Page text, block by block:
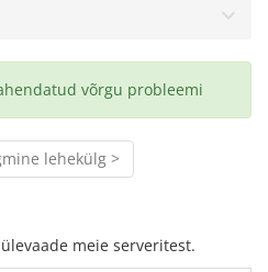
võrgu probleemi
lehekülg >
meie serveritest.